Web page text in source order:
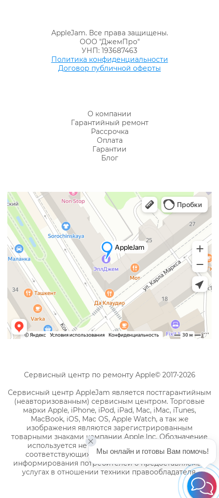
AppleJam. Все права защищены.
ООО "ДжемПро"
УНП: 193687463
Политика конфиденциальности
Договор публичной оферты
О компании
Гарантийный ремонт
Рассрочка
Оплата
Гарантии
Блог
Сервисный центр по ремонту Apple© 2017-2026
Сервисный центр AppleJam является постгарантийным
(неавторизованным) сервисным центром. Торговые
марки Apple, iPhone, iPod, iPad, Mac, iMac, iTunes,
MacBook, iOS, Mac OS, Apple Watch, а так же
изображения являются зарегистрированным
товарными знаками компании Apple Inc. Обозначение
используется не с целью индивидуализации
соответствующих услуг по ремонту, а с целью
информирования потребителей о предоставляемых
услугах в отношении техники правообладателя.
Мы онлайн и готовы Вам помочь!